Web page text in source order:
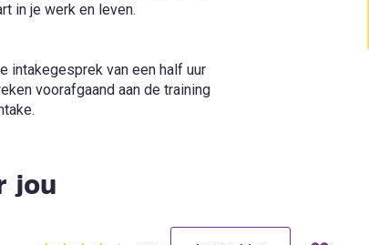
in je werk en leven.
intakegesprek van een half uur
voorafgaand aan de training
jou